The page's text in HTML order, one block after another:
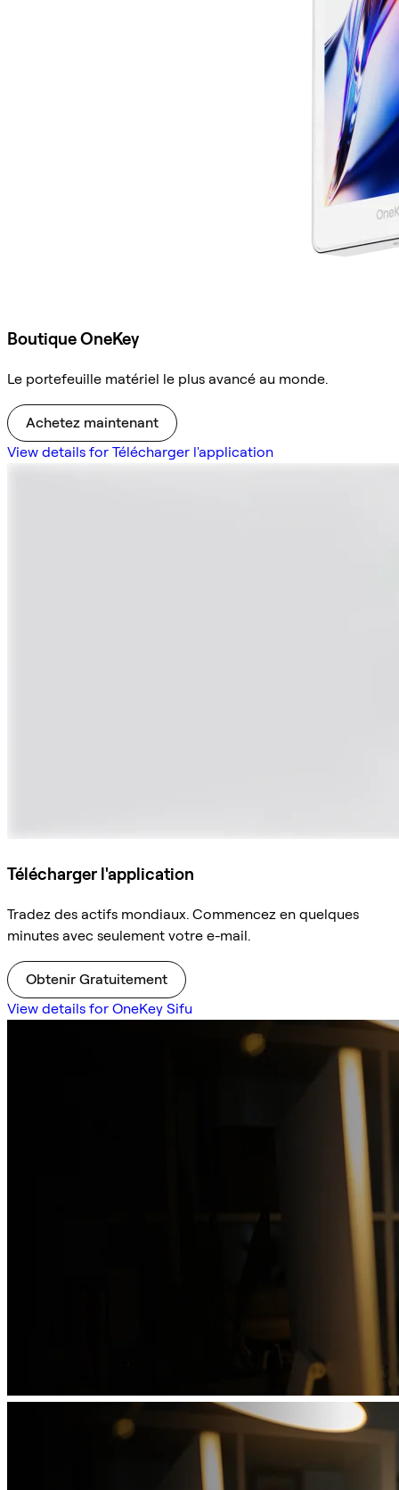
Boutique OneKey
Le portefeuille matériel le plus avancé au monde.
Achetez maintenant
View details for Télécharger l'application
Télécharger l'application
Tradez des actifs mondiaux. Commencez en quelques
minutes avec seulement votre e-mail.
Obtenir Gratuitement
View details for OneKey Sifu